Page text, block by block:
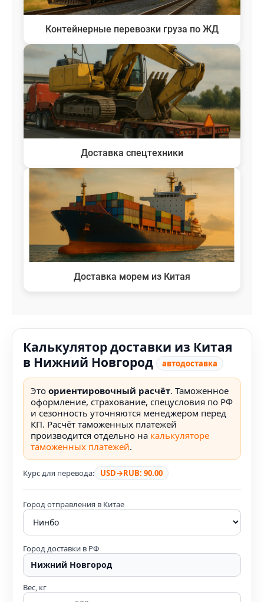
Контейнерные перевозки груза по ЖД
Доставка спецтехники
Доставка морем из Китая
Калькулятор доставки из Китая
в Нижний Новгород
автодоставка
Это ориентировочный расчёт. Таможенное
оформление, страхование, спецусловия по РФ
и сезонность уточняются менеджером перед
КП. Расчёт таможенных платежей
производится отдельно на калькуляторе
таможенных платежей.
Курс для перевода: USD→RUB: 90.00
Город отправления в Китае
Город доставки в РФ
Вес, кг